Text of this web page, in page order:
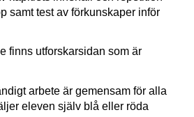
samt test av förkunskaper inför
finns utforskarsidan som är
arbete är gemensam för alla
eleven själv blå eller röda